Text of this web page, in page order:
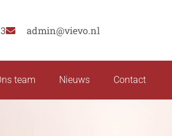
admin@vievo.nl
team Nieuws Contact